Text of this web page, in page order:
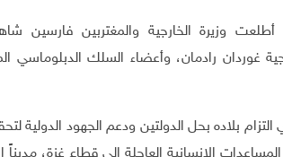
8-2025 وفا- أطلعت وزيرة الخارجية والمغتربين
غوردان رادمان، وأعضاء السلك الدبلوماسي
التزام بلاده بحل الدولتين ودعم الجهود